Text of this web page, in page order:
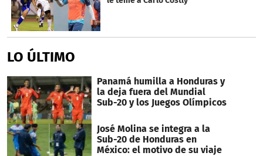
LO ÚLTIMO
Panamá humilla a Honduras y
la deja fuera del Mundial
Sub-20 y los Juegos Olímpicos
José Molina se integra a la
Sub-20 de Honduras en
México: el motivo de su viaje